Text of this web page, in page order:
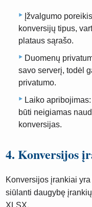
Įžvalgumo
konversijų tipus,
plataus sąrašo.
Duomenų
savo serverį, todėl
privatumo.
Laiko
būti neigiamas
konversijas.
4. Konversijos
Konversijos įrankiai
siūlanti daugybę
XLSX.